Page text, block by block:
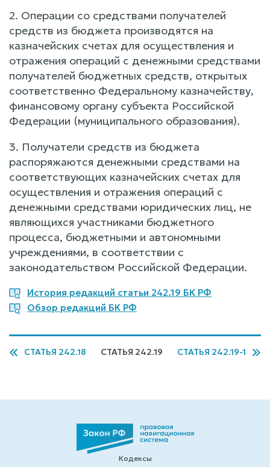
2. Операции со средствами получателей
средств из бюджета производятся на
казначейских счетах для осуществления и
отражения операций с денежными средствами
получателей бюджетных средств, открытых
соответственно Федеральному казначейству,
финансовому органу субъекта Российской
Федерации (муниципального образования).
3. Получатели средств из бюджета
распоряжаются денежными средствами на
соответствующих казначейских счетах для
осуществления и отражения операций с
денежными средствами юридических лиц, не
являющихся участниками бюджетного
процесса, бюджетными и автономными
учреждениями, в соответствии с
законодательством Российской Федерации.
История редакций статьи 242.19 БК РФ
Обзор редакций БК РФ
СТАТЬЯ 242.18 СТАТЬЯ 242.19 СТАТЬЯ 242.19-1
Кодексы